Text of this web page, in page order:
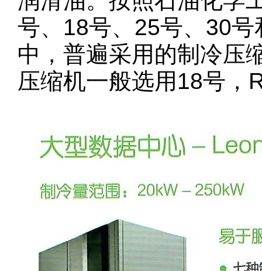
号、18号、25号、30
中，普遍采用的制冷压
压缩机一般选用18号，